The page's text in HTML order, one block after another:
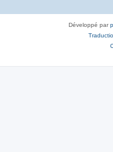
Développé par